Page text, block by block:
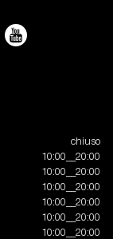
chiuso
10:00__20:00
10:00__20:00
10:00__20:00
10:00__20:00
10:00__20:00
10:00__20:00